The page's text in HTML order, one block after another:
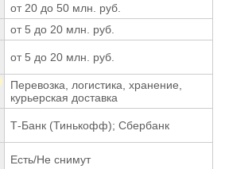
от 20 до 50 млн. руб.
от 5 до 20 млн. руб.
от 5 до 20 млн. руб.
Перевозка, логистика, хранение,
курьерская доставка
Т-Банк (Тинькофф); Сбербанк
Есть/Не снимут